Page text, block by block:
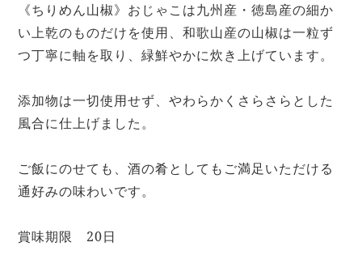
《ちりめん山椒》おじゃこは九州産・徳島産の細か
い上乾のものだけを使用、和歌山産の山椒は一粒ず
つ丁寧に軸を取り、緑鮮やかに炊き上げています。
添加物は一切使用せず、やわらかくさらさらとした
風合に仕上げました。
ご飯にのせても、酒の肴としてもご満足いただける
通好みの味わいです。
賞味期限 20日